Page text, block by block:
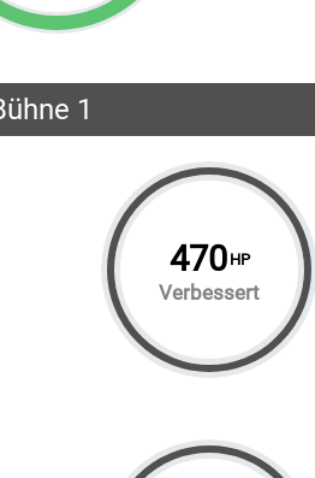
1
470 HP
Verbessert